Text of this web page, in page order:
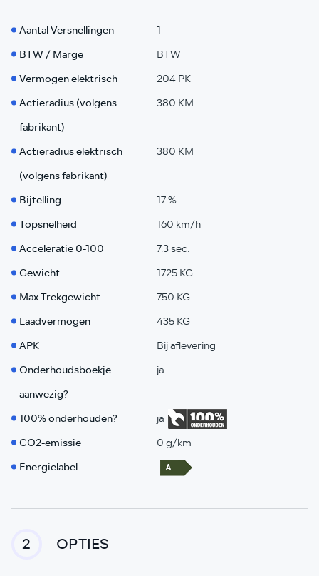
Aantal Versnellingen
1
BTW / Marge
BTW
Vermogen elektrisch
204 PK
Actieradius (volgens
fabrikant)
380 KM
Actieradius elektrisch
(volgens fabrikant)
380 KM
Bijtelling
17 %
Topsnelheid
160 km/h
Acceleratie 0-100
7.3 sec.
Gewicht
1725 KG
Max Trekgewicht
750 KG
Laadvermogen
435 KG
APK
Bij aflevering
Onderhoudsboekje
aanwezig?
ja
100% onderhouden?
ja
CO2-emissie
0 g/km
Energielabel
2 OPTIES